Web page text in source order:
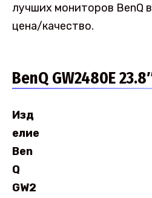
лучших мониторов BenQ
цена/качество.
BenQ GW2480E
Изд
елие
Ben
Q
GW2